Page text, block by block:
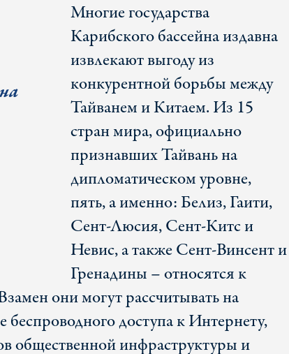
Многие государства
Карибского бассейна издавна
извлекают выгоду из
конкурентной борьбы между
Тайванем и Китаем. Из 15
стран мира, официально
признавших Тайвань на
дипломатическом уровне,
пять, а именно: Белиз, Гаити,
Сент-Люсия, Сент-Китс и
Невис, а также Сент-Винсент и
Гренадины – относятся к
они могут рассчитывать на
доступа к Интернету,
общественной инфраструктуры и